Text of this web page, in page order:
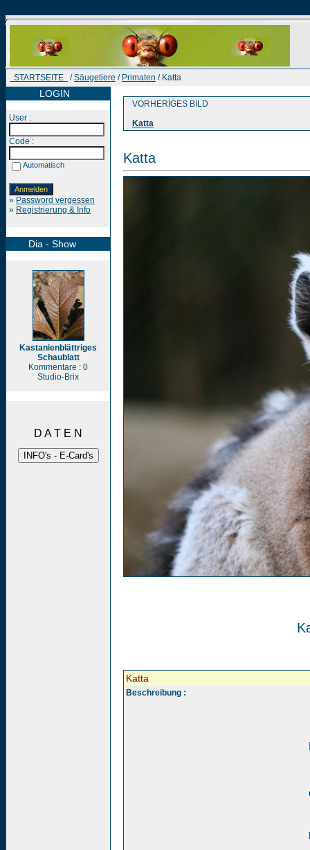
STARTSEITE /Säugetiere / Primaten / Katta
LOGIN
User :
Code :
Automatisch
» Password vergessen
» Registrierung & Info
Dia - Show
Kastanienblättriges
Schaublatt
Kommentare : 0
Studio-Brix
D A T E N
VORHERIGES BILD
Katta
Katta
Katta
Beschreibung :